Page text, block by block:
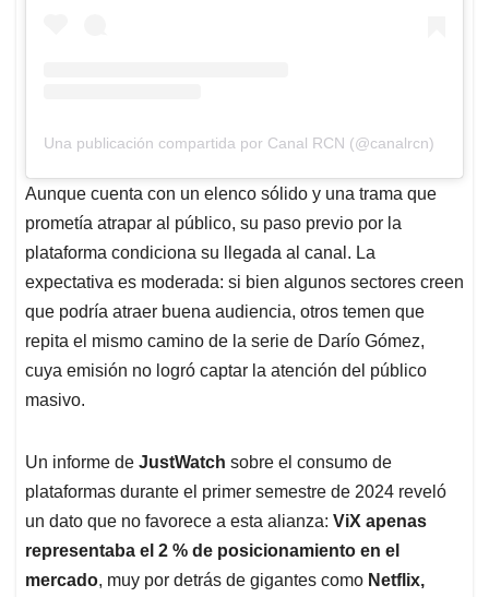
Una publicación compartida por Canal RCN (@canalrcn)
Aunque cuenta con un elenco sólido y una trama que
prometía atrapar al público, su paso previo por la
plataforma condiciona su llegada al canal. La
expectativa es moderada: si bien algunos sectores creen
que podría atraer buena audiencia, otros temen que
repita el mismo camino de la serie de Darío Gómez,
cuya emisión no logró captar la atención del público
masivo.
Un informe de JustWatch sobre el consumo de
plataformas durante el primer semestre de 2024 reveló
un dato que no favorece a esta alianza: ViX apenas
representaba el 2 % de posicionamiento en el
mercado, muy por detrás de gigantes como Netflix,